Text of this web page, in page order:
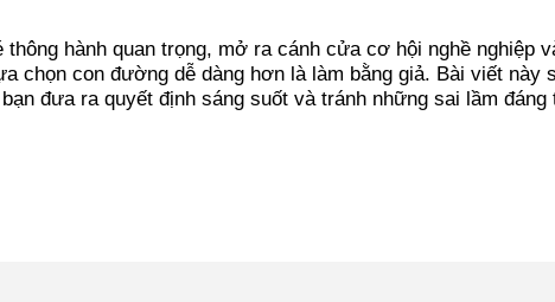
hành quan trọng, mở ra cánh cửa cơ hội nghề nghiệp
chọn con đường dễ dàng hơn là làm bằng giả. Bài viết
đưa ra quyết định sáng suốt và tránh những sai lầm đáng